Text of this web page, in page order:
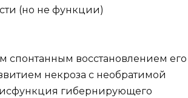
(но не функции)
спонтанным восстановлением его
некроза с необратимой
гибернирующего